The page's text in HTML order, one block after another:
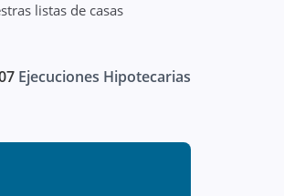
listas de casas
Ejecuciones Hipotecarias